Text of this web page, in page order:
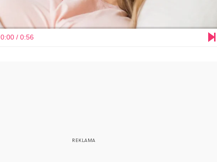
0:00 / 0:56